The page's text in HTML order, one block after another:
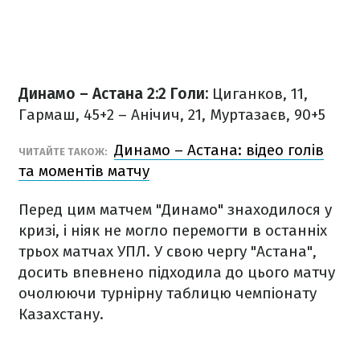
Динамо – Астана 2:2 Голи: Циганков, 11,
Гармаш, 45+2 – Анічич, 21, Муртазаєв, 90+5
ЧИТАЙТЕ ТАКОЖ: Динамо – Астана: відео голів
та моментів матчу
Перед цим матчем "Динамо" знаходилося у
кризі, і ніяк не могло перемогти в останніх
трьох матчах УПЛ. У свою чергу "Астана",
досить впевнено підходила до цього матчу
очолюючи турнірну таблицю чемпіонату
Казахстану.